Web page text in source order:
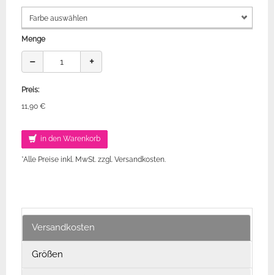
Menge
− +
Preis:
11,90 €
in den Warenkorb
*Alle Preise inkl. MwSt. zzgl. Versandkosten.
Versandkosten
Größen